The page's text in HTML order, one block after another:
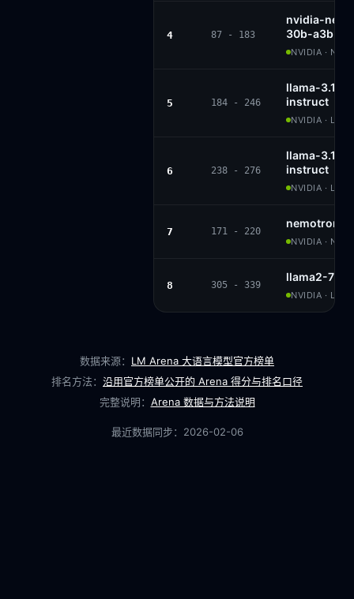
4 87 - 183
nvidia-
30b-a3b-
NVIDIA ·
5 184 - 246
llama-3.1-
instruct
NVIDIA ·
6 238 - 276
llama-3.1-
instruct
NVIDIA ·
7 171 - 220
nemotron-
NVIDIA ·
8 305 - 339
llama2-
NVIDIA ·
数据来源： LM Arena 大语言模型官方榜单
排名方法： 沿用官方榜单公开的 Arena 得分与排名口径
完整说明： Arena 数据与方法说明
最近数据同步： 2026-02-06